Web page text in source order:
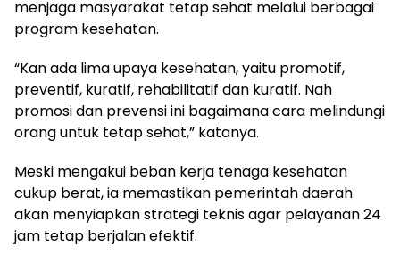
menjaga masyarakat tetap sehat melalui berbagai
program kesehatan.
“Kan ada lima upaya kesehatan, yaitu promotif,
preventif, kuratif, rehabilitatif dan kuratif. Nah
promosi dan prevensi ini bagaimana cara melindungi
orang untuk tetap sehat,” katanya.
Meski mengakui beban kerja tenaga kesehatan
cukup berat, ia memastikan pemerintah daerah
akan menyiapkan strategi teknis agar pelayanan 24
jam tetap berjalan efektif.